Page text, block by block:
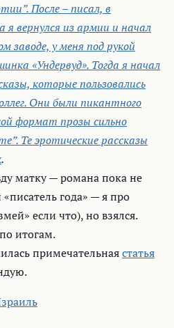
После – писал, в
я вернулся из армии и начал
заводе, у меня под рукой
«Ундервуд». Тогда я начал
которые пользовались
Они были пикантного
формат прозы сильно
Те эротические рассказы
.
матку — романа пока не
года» — я про
если что), но взялся.
итогам.
примечательнаястатья